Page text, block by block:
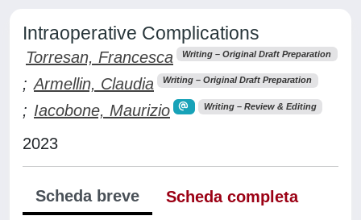
Intraoperative Complications
Torresan, Francesca Writing – Original Draft Preparation
; Armellin, Claudia Writing – Original Draft Preparation
; Iacobone, Maurizio Writing – Review & Editing
2023
Scheda breve
Scheda completa